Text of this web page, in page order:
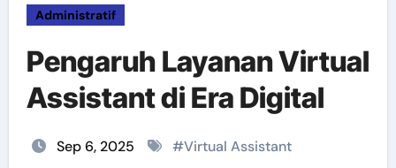
Administratif
Pengaruh Layanan Virtual
Assistant di Era Digital
Sep 6, 2025 #Virtual Assistant